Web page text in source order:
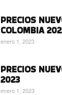
PRECIOS
COLOMBIA
enero 1, 2023
PRECIOS
2023
enero 1, 2023